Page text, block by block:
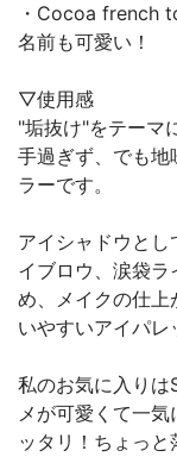
・Cocoa french
名前も可愛い！
▽使用感
"垢抜け"をテーマ
手過ぎず、でも地
ラーです。
アイシャドウと
イブロウ、涙袋
め、メイクの仕上
いやすいアイパレ
私のお気に入り
メが可愛くて一
ッタリ！ちょっ